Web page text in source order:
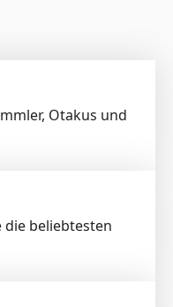
Otakus und
die beliebtesten